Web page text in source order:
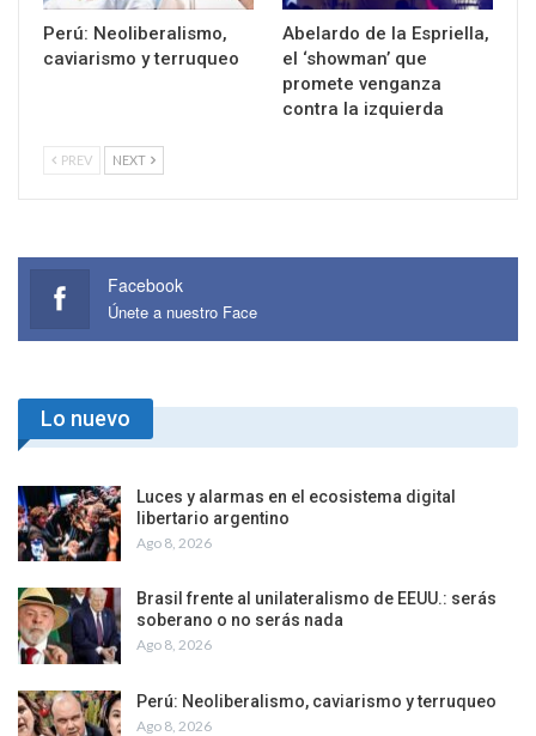
Perú: Neoliberalismo,
caviarismo y terruqueo
Abelardo de la Espriella,
el ‘showman’ que
promete venganza
contra la izquierda
PREV NEXT
Facebook
Únete a nuestro Face
Lo nuevo
Luces y alarmas en el ecosistema digital
libertario argentino
Ago 8, 2026
Brasil frente al unilateralismo de EEUU.: serás
soberano o no serás nada
Ago 8, 2026
Perú: Neoliberalismo, caviarismo y terruqueo
Ago 8, 2026